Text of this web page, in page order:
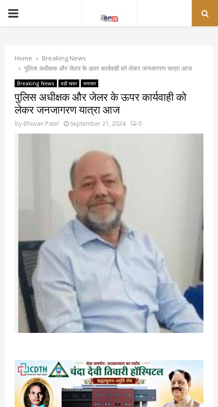
PRIMARY
Home
Breaking News
पुलिस अधीक्षक और जेलर के ऊपर कार्यवाही को लेकर जनजागरण यात्रा आज
Breaking News बड़ी खबर समाचार
पुलिस अधीक्षक और जेलर के ऊपर कार्यवाही को
लेकर जनजागरण यात्रा आज
by Bhuvan Patel September 21, 2024 0